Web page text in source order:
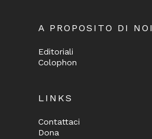
A PROPOSITO DI NOI
Editoriali
Colophon
LINKS
Contattaci
Dona